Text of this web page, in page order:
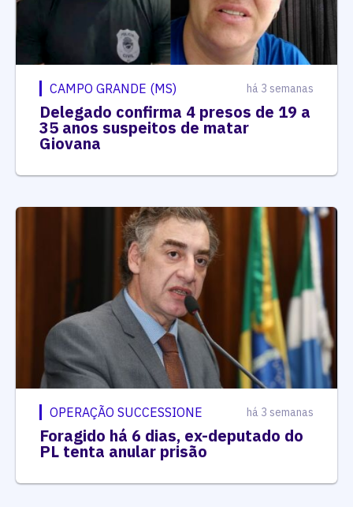
CAMPO GRANDE (MS) há 3 semanas
Delegado confirma 4 presos de 19 a
35 anos suspeitos de matar
Giovana
OPERAÇÃO SUCCESSIONE há 3 semanas
Foragido há 6 dias, ex-deputado do
PL tenta anular prisão